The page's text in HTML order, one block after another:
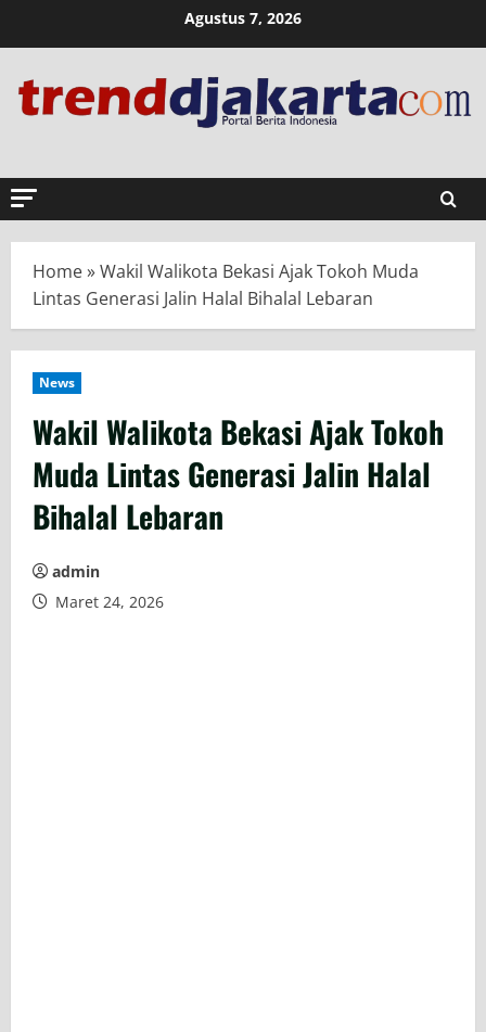
Agustus 7, 2026
Home»Wakil Walikota Bekasi Ajak Tokoh Muda
Lintas Generasi Jalin Halal Bihalal Lebaran
News
Wakil Walikota Bekasi Ajak Tokoh
Muda Lintas Generasi Jalin Halal
Bihalal Lebaran
admin
Maret 24, 2026